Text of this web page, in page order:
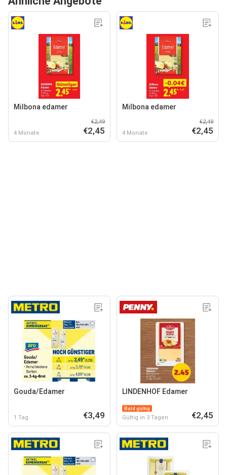
Milbona edamer
4 Monate
€2,49
€2,45
Milbona edamer
4 Monate
€2,49
€2,45
Gouda/Edamer
1 Tag €3,49
LINDENHOF Edamer
Bald gültig
Gültig in 3 Tagen €2,45